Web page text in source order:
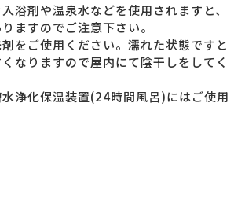
浴剤や温泉水などを使用されますと、
ますのでご注意下さい。
をご使用ください。濡れた状態ですと
なりますので屋内にて陰干しをしてく
浄化保温装置(24時間風呂)にはご使用